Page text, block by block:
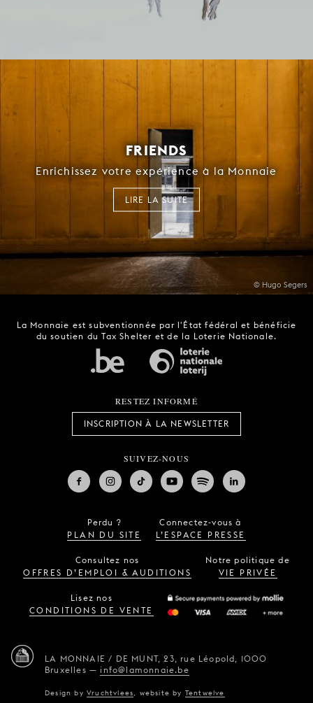
© Hugo Segers
FRIENDS
Enrichissez votre expérience à la Monnaie
LIRE LA SUITE
La Monnaie est subventionnée par l'État fédéral et bénéficie
du soutien du Tax Shelter et de la Loterie Nationale.
RESTEZ INFORMÉ
INSCRIPTION À LA NEWSLETTER
SUIVEZ-NOUS
Perdu ?
PLAN DU SITE
Connectez-vous à
L’ESPACE PRESSE
Consultez nos
OFFRES D’EMPLOI & AUDITIONS
Notre politique de
VIE PRIVÉE
Lisez nos
CONDITIONS DE VENTE
LA MONNAIE / DE MUNT, 23, rue Léopold, 1000
Bruxelles —info@lamonnaie.be
Design byVruchtvlees website by Tentwelve